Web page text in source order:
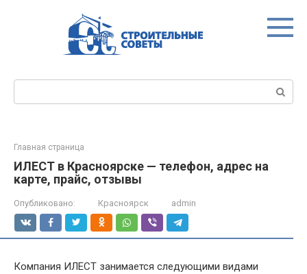
Главная страница
ИЛЕСТ в Красноярске — телефон, адрес на
карте, прайс, отзывы
Опубликовано: Красноярск admin
Компания ИЛЕСТ занимается следующими видами